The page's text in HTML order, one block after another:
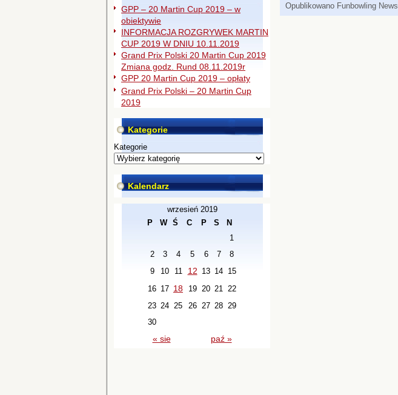
GPP – 20 Martin Cup 2019 – w
obiektywie
INFORMACJA ROZGRYWEK MARTIN
CUP 2019 W DNIU 10.11.2019
Grand Prix Polski 20 Martin Cup 2019
Zmiana godz. Rund 08.11.2019r
GPP 20 Martin Cup 2019 – opłaty
Grand Prix Polski – 20 Martin Cup
2019
Kategorie
Kategorie
Kalendarz
wrzesień 2019
P
W Ś C P S N
« sie paź »
1
2
3 4 5 6 7
8
9
10 11 12 13 14 15
16 17 18 19 20 21 22
23 24 25 26 27 28 29
30
Opublikowano Funbowling News